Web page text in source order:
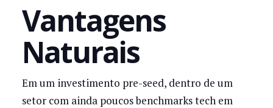
Vantagens
Naturais
Em um investimento pre-seed, dentro de um
setor com ainda poucos benchmarks tech em